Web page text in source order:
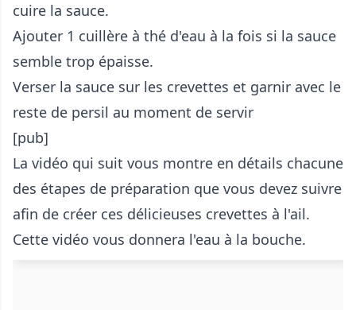
cuire la sauce.
Ajouter 1 cuillère à thé d'eau à la fois si la sauce
semble trop épaisse.
Verser la sauce sur les crevettes et garnir avec le
reste de persil au moment de servir
[pub]
La vidéo qui suit vous montre en détails chacune
des étapes de préparation que vous devez suivre
afin de créer ces délicieuses crevettes à l'ail.
Cette vidéo vous donnera l'eau à la bouche.